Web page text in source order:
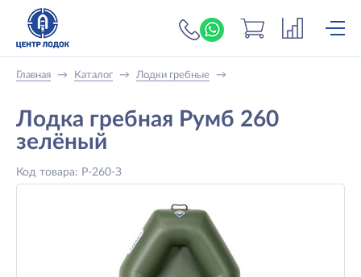
+7 (919) 698-56-
Главная → Каталог → Лодки гребные →
Лодка гребная Румб 260
зелёный
Код товара: Р-260-З